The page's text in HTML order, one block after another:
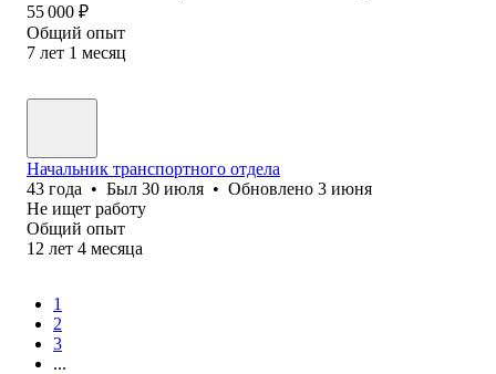
55 000 ₽
Общий опыт
7 лет 1 месяц
Начальник транспортного отдела
43 года • Был 30 июля • Обновлено 3 июня
Не ищет работу
Общий опыт
12 лет 4 месяца
1
2
3
...